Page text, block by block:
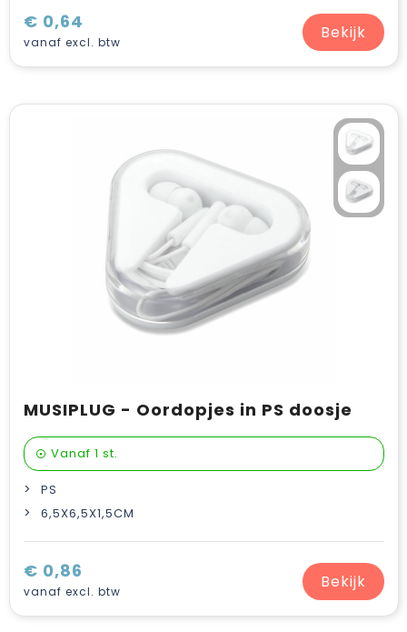
€ 0,64
vanaf excl. btw Bekijk
MUSIPLUG - Oordopjes in PS doosje
Vanaf 1 st.
PS
6,5X6,5X1,5CM
€ 0,86
vanaf excl. btw Bekijk